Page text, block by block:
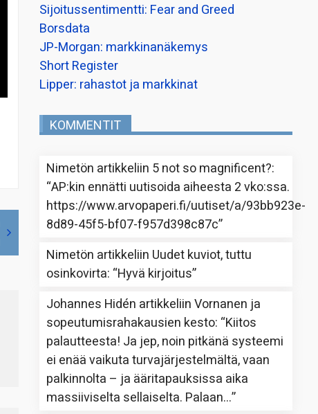
Sijoitussentimentti: Fear and Greed
Borsdata
JP-Morgan: markkinanäkemys
Short Register
Lipper: rahastot ja markkinat
KOMMENTIT
Nimetön artikkeliin 5 not so magnificent?:
“AP:kin ennätti uutisoida aiheesta 2 vko:ssa.
https://www.arvopaperi.fi/uutiset/a/93bb923e-
8d89-45f5-bf07-f957d398c87c”
Nimetön artikkeliin Uudet kuviot, tuttu
osinkovirta: “Hyvä kirjoitus”
Johannes Hidén artikkeliinVornanen ja
sopeutumisrahakausien kesto: “Kiitos
palautteesta! Ja jep, noin pitkänä systeemi
ei enää vaikuta turvajärjestelmältä, vaan
palkinnolta – ja ääritapauksissa aika
massiiviselta sellaiselta. Palaan…”